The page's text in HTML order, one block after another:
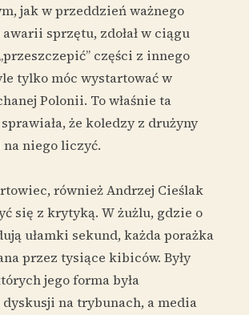
jak w przeddzień ważnego
sprzętu, zdołał w ciągu
części z innego
tylko móc wystartować w
Polonii. To właśnie ta
że koledzy z drużyny
niego liczyć.
również Andrzej Cieślak
się z krytyką. W żużlu, gdzie o
ułamki sekund, każda porażka
przez tysiące kibiców. Były
jego forma była
na trybunach, a media